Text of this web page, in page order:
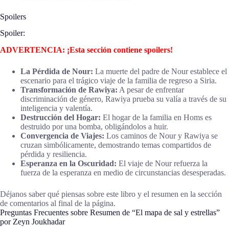
Spoilers
Spoiler:
ADVERTENCIA: ¡Esta sección contiene spoilers!
La Pérdida de Nour: La muerte del padre de Nour establece el
escenario para el trágico viaje de la familia de regreso a Siria.
Transformación de Rawiya: A pesar de enfrentar
discriminación de género, Rawiya prueba su valía a través de su
inteligencia y valentía.
Destrucción del Hogar: El hogar de la familia en Homs es
destruido por una bomba, obligándolos a huir.
Convergencia de Viajes: Los caminos de Nour y Rawiya se
cruzan simbólicamente, demostrando temas compartidos de
pérdida y resiliencia.
Esperanza en la Oscuridad: El viaje de Nour refuerza la
fuerza de la esperanza en medio de circunstancias desesperadas.
Déjanos saber qué piensas sobre este libro y el resumen en la sección
de comentarios al final de la página.
Preguntas Frecuentes sobre Resumen de “El mapa de sal y estrellas”
por Zeyn Joukhadar